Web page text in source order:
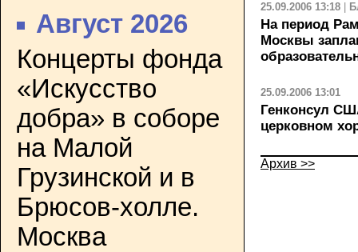
Август 2026
Концерты фонда
«Искусство
добра» в соборе
на Малой
Грузинской и в
Брюсов-холле.
Москва
25.09.2006 13:18
На период
Москвы
25.09.2006 13:01
Генконсул
церковном
Архив >>